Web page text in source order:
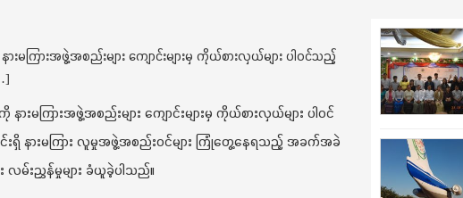
ကြားအဖွဲ့အစည်းများ ကျောင်းများမှ ကိုယ်စားလှယ်များ ပါဝင်သည့်
မကြားအဖွဲ့အစည်းများ ကျောင်းများမှ ကိုယ်စားလှယ်များ ပါဝင်
ရှိ နားမကြား လူမှုအဖွဲ့အစည်းဝင်များ ကြုံတွေ့နေရသည့် အခက်အခဲ
း လမ်းညွှန်မှုများ ခံယူခဲ့ပါသည်။